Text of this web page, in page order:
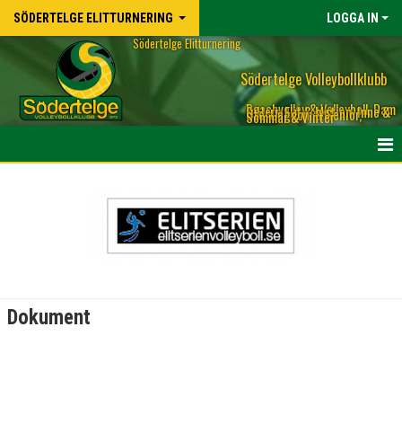
SÖDERTELGE ELITTURNERING LOGGA IN
Södertelge Volleybollklubb
Beachvolley & Volleyboll, Dam
& Herr, Elit & Motion, Inne &
Ute, Ungdom & Senior,
Sommar & Vinter
Södertelge Elitturnering
Dokument